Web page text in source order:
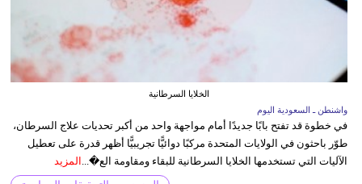
الخلايا السرطانية
واشنطن ـ السعودية اليوم
في خطوة قد تفتح بابًا جديدًا أمام مواجهة واحد من أكبر تحديات علاج السرطان،
طوّر باحثون في الولايات المتحدة مركبًا دوائيًّا تجريبيًّا أظهر قدرة على تعطيل
الآليات التي تستخدمها الخلايا السرطانية للبقاء ومقاومة الع�... المزيد